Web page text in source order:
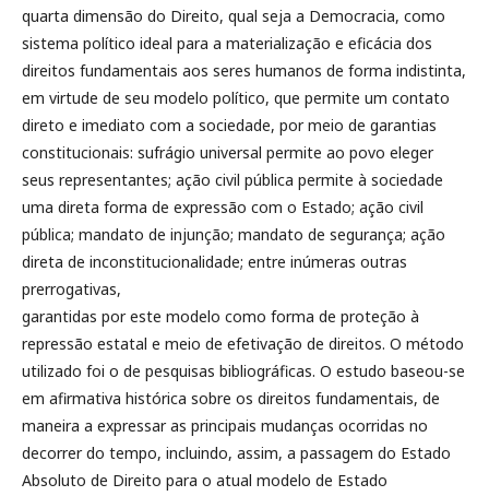
quarta dimensão do Direito, qual seja a Democracia, como
sistema político ideal para a materialização e eficácia dos
direitos fundamentais aos seres humanos de forma indistinta,
em virtude de seu modelo político, que permite um contato
direto e imediato com a sociedade, por meio de garantias
constitucionais: sufrágio universal permite ao povo eleger
seus representantes; ação civil pública permite à sociedade
uma direta forma de expressão com o Estado; ação civil
pública; mandato de injunção; mandato de segurança; ação
direta de inconstitucionalidade; entre inúmeras outras
prerrogativas,
garantidas por este modelo como forma de proteção à
repressão estatal e meio de efetivação de direitos. O método
utilizado foi o de pesquisas bibliográficas. O estudo baseou-se
em afirmativa histórica sobre os direitos fundamentais, de
maneira a expressar as principais mudanças ocorridas no
decorrer do tempo, incluindo, assim, a passagem do Estado
Absoluto de Direito para o atual modelo de Estado